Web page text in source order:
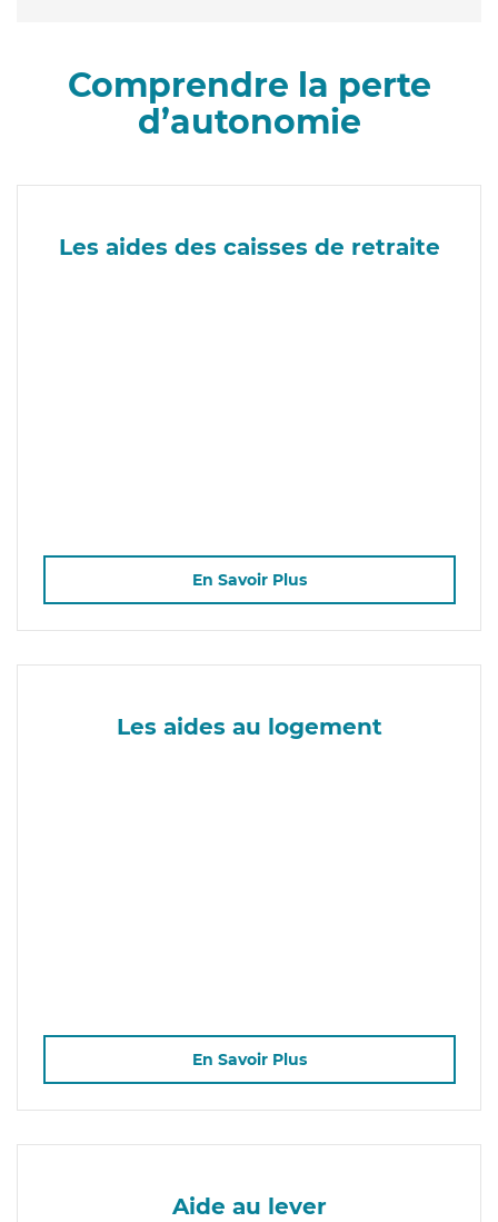
Comprendre la perte
d’autonomie
Les aides des caisses de retraite
En Savoir Plus
Les aides au logement
En Savoir Plus
Aide au lever